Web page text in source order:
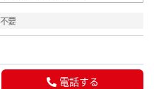
要
電話する